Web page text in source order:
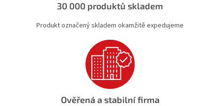
y
ý
i
s
u
30 000 produktů skladem
Produkt označený skladem okamžitě expedujeme
Ověřená a stabilní firma